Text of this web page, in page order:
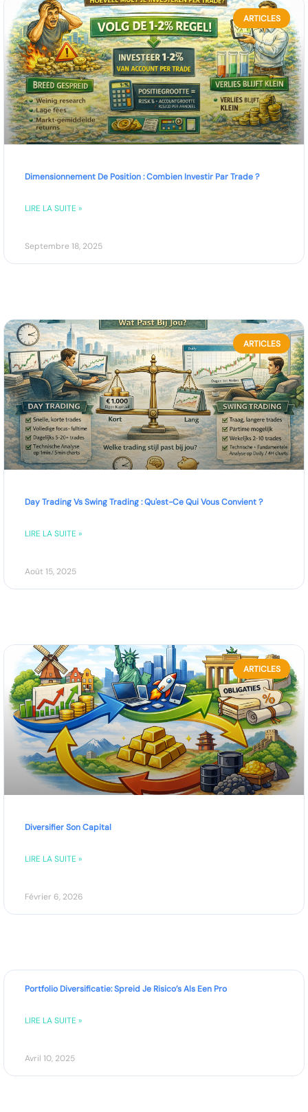
ARTICLES
Dimensionnement De Position : Combien Investir Par Trade ?
LIRE LA SUITE »
Septembre 18, 2025
ARTICLES
Day Trading Vs Swing Trading : Qu'est-Ce Qui Vous Convient ?
LIRE LA SUITE »
Août 15, 2025
ARTICLES
Diversifier Son Capital
LIRE LA SUITE »
Février 6, 2026
Portfolio Diversificatie: Spreid Je Risico’s Als Een Pro
LIRE LA SUITE »
Avril 10, 2025